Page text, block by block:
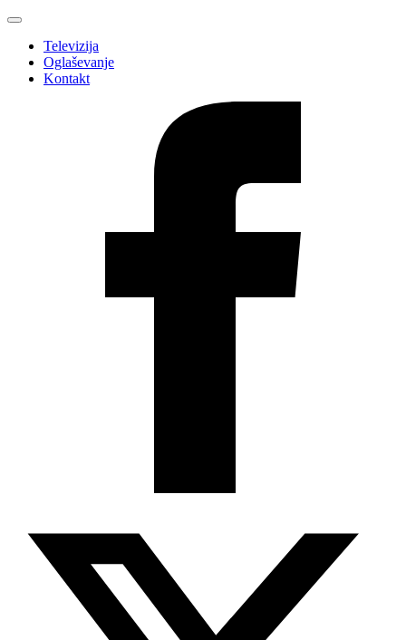
Televizija
Oglaševanje
Kontakt